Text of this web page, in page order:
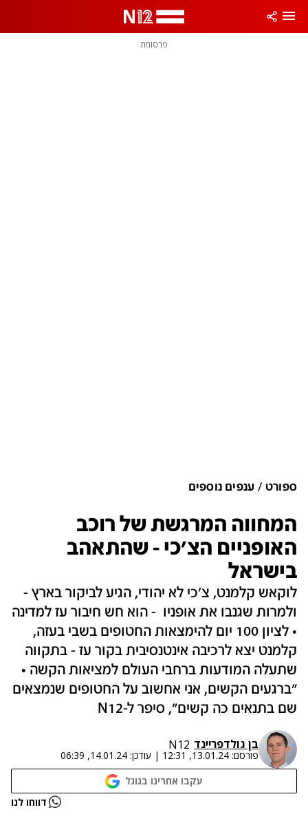
פרסומת
ספורט ענפים נוספים
המחווה המרגשת של רוכב
האופניים הצ'כי - שהתאהב
בישראל
לוקאש קלמנט, צ'כי לא יהודי, הגיע לביקור בארץ -
ולמרות שגנבו את אופניו - הוא חש חיבור עז למדינה
• לציון 100 יום להימצאות החטופים בשבי בעזה,
קלמנט יצא לרכיבה אינטנסיבית בקור עז - בתקווה
שתעלה המודעות ברחבי העולם למציאות הקשה •
"ברגעים הקשים, אני אחשוב על החטופים שנמצאים
שם בתנאים כה קשים", סיפר ל-N12
בן גולדפריינד N12
פורסם: 13.01.24, 12:31
| עודכן: 14.01.24, 06:39
עקבו אחרינו בגוגל
נתקלנו בבעיה דווחו לנו